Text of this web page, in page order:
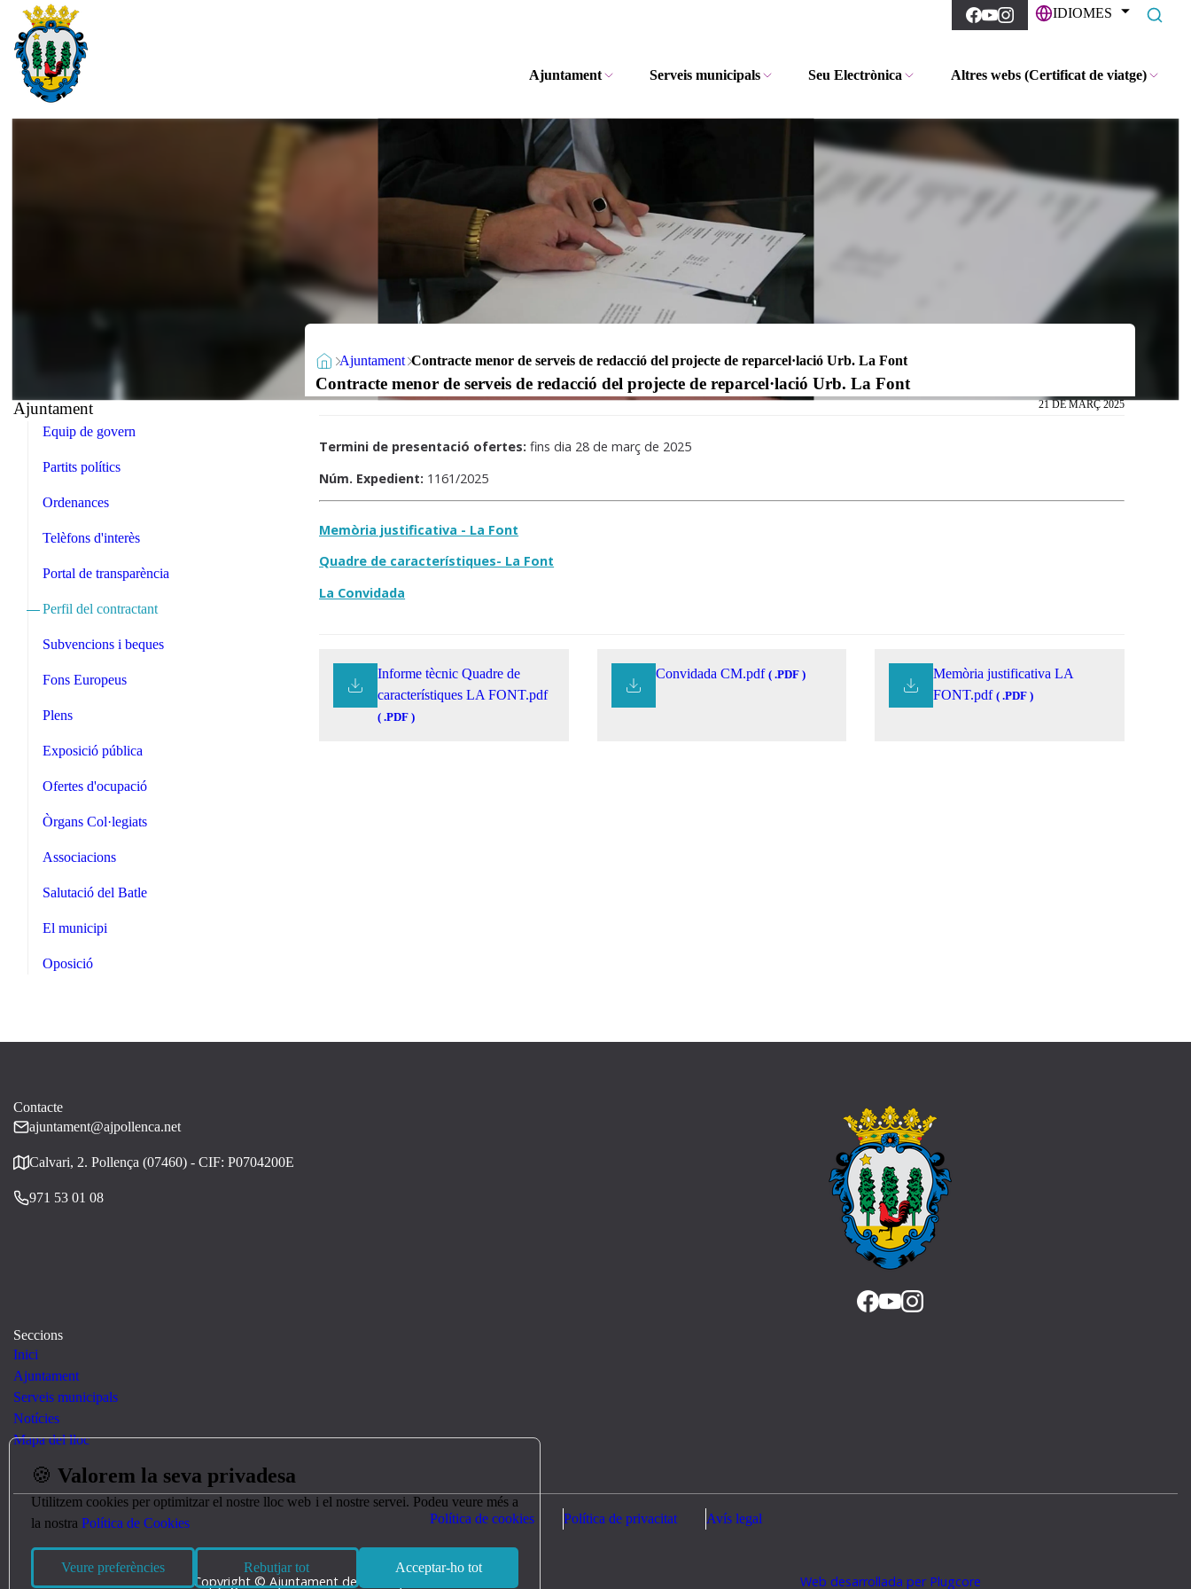
IDIOMES
Ajuntament Serveis municipals Seu Electrònica Altres webs (Certificat de viatge)
Ajuntament Contracte menor de serveis de redacció del projecte de reparcel·lació Urb. La Font
Contracte menor de serveis de redacció del projecte de reparcel·lació Urb. La Font
Ajuntament
Equip de govern
Partits polítics
Ordenances
Telèfons d'interès
Portal de transparència
Perfil del contractant
Subvencions i beques
Fons Europeus
Plens
Exposició pública
Ofertes d'ocupació
Òrgans Col·legiats
Associacions
Salutació del Batle
El municipi
Oposició
21 DE MARÇ 2025
Termini de presentació ofertes: fins dia 28 de març de 2025
Núm. Expedient: 1161/2025
Memòria justificativa - La Font
Quadre de característiques- La Font
La Convidada
Informe tècnic Quadre de
característiques LA FONT.pdf
( .PDF )
Convidada CM.pdf ( .PDF )
Memòria justificativa LA
FONT.pdf( .PDF )
Contacte
ajuntament@ajpollenca.net
Calvari, 2. Pollença (07460) - CIF: P0704200E
971 53 01 08
Seccions
Inici
Ajuntament
Serveis municipals
Notícies
Mapa del lloc
Política de cookies Política de privacitat Avís legal
Copyright © Ajuntament de Pollença Web desarrollada per Plugcore
🍪 Valorem la seva privadesa
Utilitzem cookies per optimitzar el nostre lloc web i el nostre servei. Podeu veure més a
la nostra Política de Cookies
Veure preferències Rebutjar tot Acceptar-ho tot